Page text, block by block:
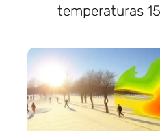
temperaturas